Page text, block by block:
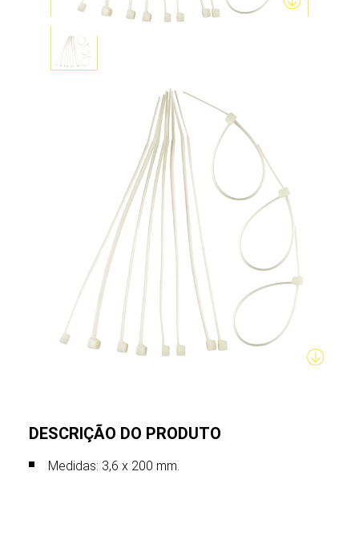
DESCRIÇÃO DO PRODUTO
Medidas: 3,6 x 200 mm.